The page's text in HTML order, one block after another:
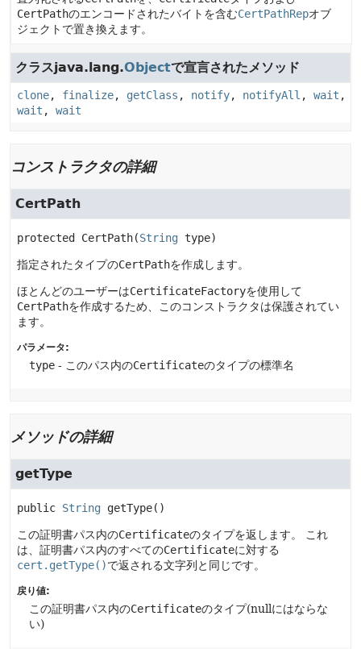
CertPathのエンコードされたバイトを含むCertPathRepオブ
ジェクトで置き換えます。
クラスjava.lang.Objectで宣言されたメソッド
clone, finalize, getClass , notify, notifyAll , wait ,
wait , wait
コンストラクタの詳細
CertPath
protected CertPath(String type)
指定されたタイプのCertPathを作成します。
ほとんどのユーザーはCertificateFactoryを使用して
CertPathを作成するため、このコンストラクタは保護されてい
ます。
パラメータ:
type - このパス内のCertificateのタイプの標準名
メソッドの詳細
getType
public String getType()
この証明書パス内のCertificateのタイプを返します。
これ
は、証明書パス内のすべてのCertificateに対する
cert.getType()で返される文字列と同じです。
戻り値:
この証明書パス内のCertificateのタイプ(nullにはならな
い)